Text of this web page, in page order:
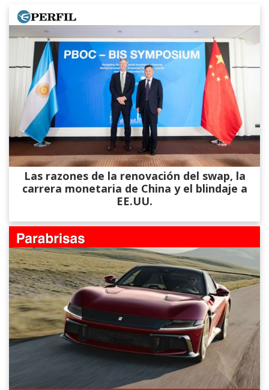
Las razones de la renovación del swap, la
carrera monetaria de China y el blindaje a
EE.UU.